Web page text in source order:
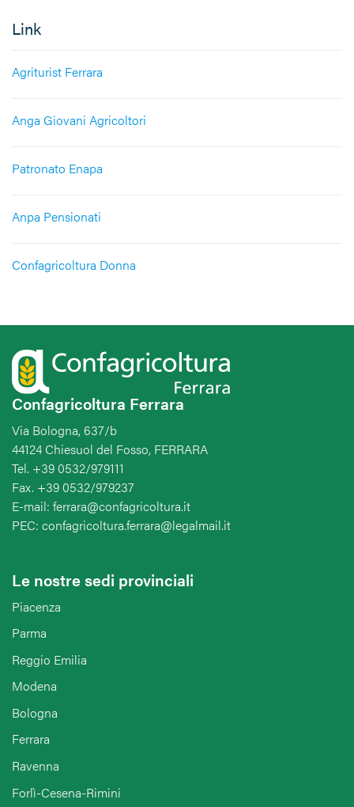
Link
Agriturist Ferrara
Anga Giovani Agricoltori
Patronato Enapa
Anpa Pensionati
Confagricoltura Donna
Confagricoltura Ferrara
Via Bologna, 637/b
44124 Chiesuol del Fosso, FERRARA
Tel. +39 0532/979111
Fax. +39 0532/979237
E-mail: ferrara@confagricoltura.it
PEC: confagricoltura.ferrara@legalmail.it
Le nostre sedi provinciali
Piacenza
Parma
Reggio Emilia
Modena
Bologna
Ferrara
Ravenna
Forlì-Cesena-Rimini